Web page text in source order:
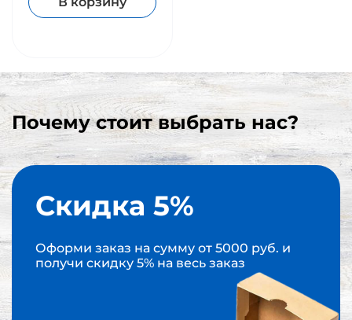
Почему стоит выбрать нас?
Скидка 5%
Оформи заказ на сумму от 5000 руб. и
получи скидку 5% на весь заказ